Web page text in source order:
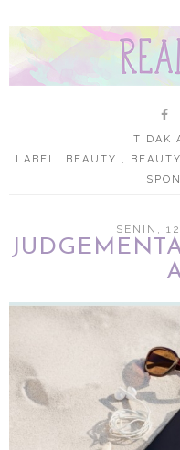
TIDAK
LABEL:
BEAUTY ,
SENIN,